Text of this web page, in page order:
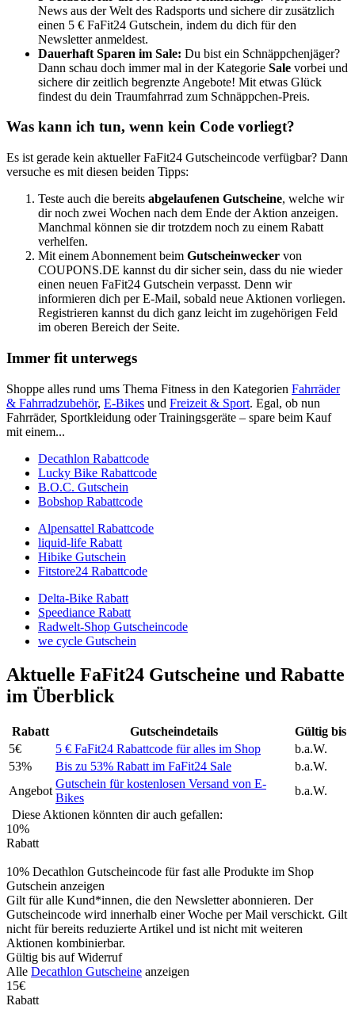
News aus der Welt des Radsports und sichere dir zusätzlich
einen 5 € FaFit24 Gutschein, indem du dich für den
Newsletter anmeldest.
Dauerhaft Sparen im Sale: Du bist ein Schnäppchenjäger?
Dann schau doch immer mal in der Kategorie Sale vorbei und
sichere dir zeitlich begrenzte Angebote! Mit etwas Glück
findest du dein Traumfahrrad zum Schnäppchen-Preis.
Was kann ich tun, wenn kein Code vorliegt?
Es ist gerade kein aktueller FaFit24 Gutscheincode verfügbar? Dann
versuche es mit diesen beiden Tipps:
Teste auch die bereits abgelaufenen Gutscheine, welche wir
dir noch zwei Wochen nach dem Ende der Aktion anzeigen.
Manchmal können sie dir trotzdem noch zu einem Rabatt
verhelfen.
Mit einem Abonnement beim Gutscheinwecker von
COUPONS.DE kannst du dir sicher sein, dass du nie wieder
einen neuen FaFit24 Gutschein verpasst. Denn wir
informieren dich per E-Mail, sobald neue Aktionen vorliegen.
Registrieren kannst du dich ganz leicht im zugehörigen Feld
im oberen Bereich der Seite.
Immer fit unterwegs
Shoppe alles rund ums Thema Fitness in den Kategorien Fahrräder
& Fahrradzubehör, E-Bikes und Freizeit & Sport. Egal, ob nun
Fahrräder, Sportkleidung oder Trainingsgeräte – spare beim Kauf
mit einem...
Decathlon Rabattcode
Lucky Bike Rabattcode
B.O.C. Gutschein
Bobshop Rabattcode
Alpensattel Rabattcode
liquid-life Rabatt
Hibike Gutschein
Fitstore24 Rabattcode
Delta-Bike Rabatt
Speediance Rabatt
Radwelt-Shop Gutscheincode
we cycle Gutschein
Aktuelle FaFit24 Gutscheine und Rabatte
im Überblick
Rabatt Gutscheindetails
Gültig bis
5€
5 € FaFit24 Rabattcode für alles im Shop
b.a.W.
53%
Bis zu 53% Rabatt im FaFit24 Sale
b.a.W.
Angebot
Gutschein für kostenlosen Versand von E-
Bikes
b.a.W.
Diese Aktionen könnten dir auch gefallen:
10%
Rabatt
10% Decathlon Gutscheincode für fast alle Produkte im Shop
Gutschein anzeigen
Gilt für alle Kund*innen, die den Newsletter abonnieren. Der
Gutscheincode wird innerhalb einer Woche per Mail verschickt. Gilt
nicht für bereits reduzierte Artikel und ist nicht mit weiteren
Aktionen kombinierbar.
Gültig bis auf Widerruf
Alle Decathlon Gutscheine anzeigen
15€
Rabatt